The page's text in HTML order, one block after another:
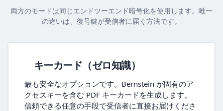
両方のモードは同じエンドツーエンド暗号化を使用します。唯一
の違いは、復号鍵が受信者に届く方法です。
キーカード（ゼロ知識）
最も安全なオプションです。Bernstein が固有のア
クセスキーを含む PDF キーカードを生成します。
信頼できる任意の手段で受信者に直接お届けくださ